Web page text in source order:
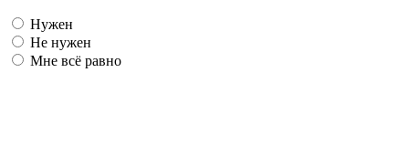
Нужен
Не нужен
Мне всё равно